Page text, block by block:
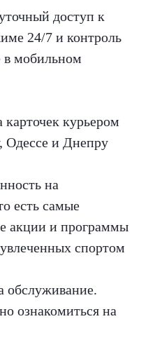
доступ к
24/7 и контроль
в мобильном
курьером
Одессе и Днепру
на
есть самые
акции и программы
спортом
ознакомиться на